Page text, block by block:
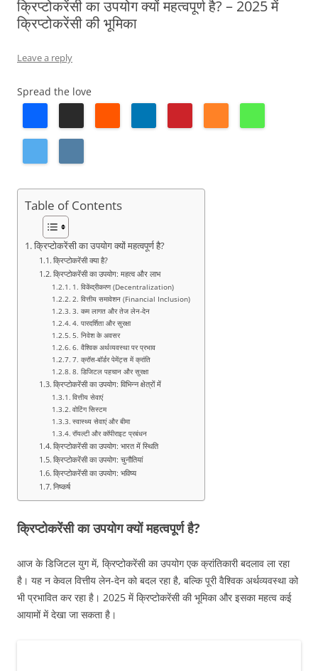
क्रिप्टोकरेंसी का उपयोग क्यों महत्वपूर्ण है? – 2025 में
क्रिप्टोकरेंसी की भूमिका
Leave a reply
Spread the love
Table of Contents
क्रिप्टोकरेंसी का उपयोग क्यों महत्वपूर्ण है?
क्रिप्टोकरेंसी क्या है?
क्रिप्टोकरेंसी का उपयोग: महत्व और लाभ
1. विकेंद्रीकरण (Decentralization)
2. वित्तीय समावेशन (Financial Inclusion)
3. कम लागत और तेज लेन-देन
4. पारदर्शिता और सुरक्षा
5. निवेश के अवसर
6. वैश्विक अर्थव्यवस्था पर प्रभाव
7. क्रॉस-बॉर्डर पेमेंट्स में क्रांति
8. डिजिटल पहचान और सुरक्षा
क्रिप्टोकरेंसी का उपयोग: विभिन्न क्षेत्रों में
वित्तीय सेवाएं
वोटिंग सिस्टम
स्वास्थ्य सेवाएं और बीमा
रॉयल्टी और कॉपीराइट प्रबंधन
क्रिप्टोकरेंसी का उपयोग: भारत में स्थिति
क्रिप्टोकरेंसी का उपयोग: चुनौतियां
क्रिप्टोकरेंसी का उपयोग: भविष्य
निष्कर्ष
क्रिप्टोकरेंसी का उपयोग क्यों महत्वपूर्ण है?
आज के डिजिटल युग में, क्रिप्टोकरेंसी का उपयोग एक क्रांतिकारी बदलाव ला रहा
है। यह न केवल वित्तीय लेन-देन को बदल रहा है, बल्कि पूरी वैश्विक अर्थव्यवस्था को
भी प्रभावित कर रहा है। 2025 में क्रिप्टोकरेंसी की भूमिका और इसका महत्व कई
आयामों में देखा जा सकता है।